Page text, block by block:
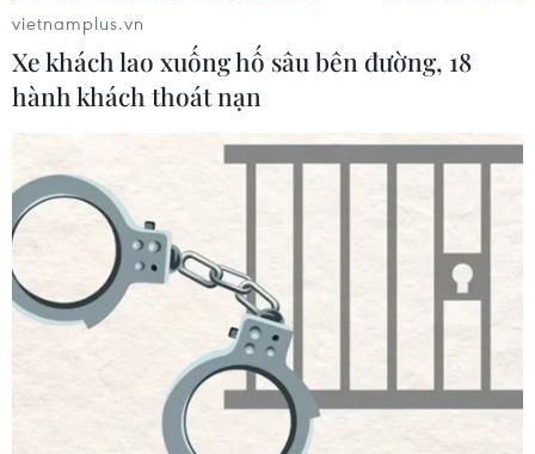
06/08/2026 16:03
Đức tuyên án chung thân đối tượng
gây vụ lao xe vào đám đông ở
Munich
06/08/2026 15:57
Italy và Hy Lạp trở thành điểm nóng
của virus Tây sông Nile
vietnamplus.vn
Xe khách lao xuống hố sâu bên đường, 18
hành khách thoát nạn